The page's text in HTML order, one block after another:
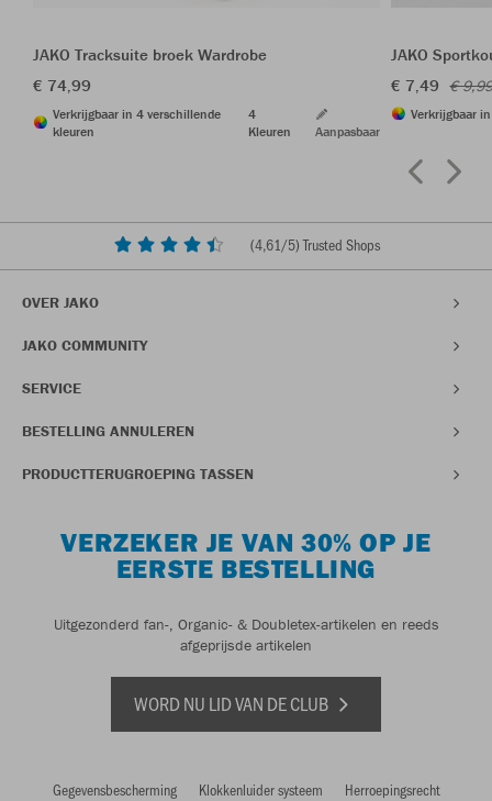
JAKO Tracksuite broek Wardrobe
€ 74,99
Verkrijgbaar in 4 verschillende
kleuren
4
Kleuren
Aanpasbaar
JAKO
€ 7,49 €
Verkrijgbaar
(4,61/5) Trusted Shops
OVER JAKO
JAKO COMMUNITY
SERVICE
BESTELLING ANNULEREN
PRODUCTTERUGROEPING TASSEN
VERZEKER JE VAN 30% OP JE
EERSTE BESTELLING
Uitgezonderd fan-, Organic- & Doubletex-artikelen en reeds
afgeprijsde artikelen
WORD NU LID VAN DE CLUB
Gegevensbescherming Klokkenluider systeem Herroepingsrecht